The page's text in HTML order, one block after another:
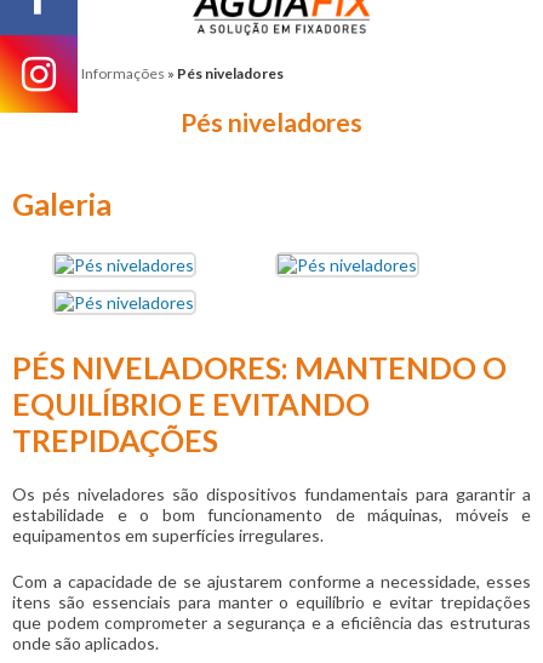
Home Informações » Pés niveladores
Pés niveladores
Galeria
PÉS NIVELADORES: MANTENDO O
EQUILÍBRIO E EVITANDO
TREPIDAÇÕES
Os pés niveladores são dispositivos fundamentais para garantir a
estabilidade e o bom funcionamento de máquinas, móveis e
equipamentos em superfícies irregulares.
Com a capacidade de se ajustarem conforme a necessidade, esses
itens são essenciais para manter o equilíbrio e evitar trepidações
que podem comprometer a segurança e a eficiência das estruturas
onde são aplicados.